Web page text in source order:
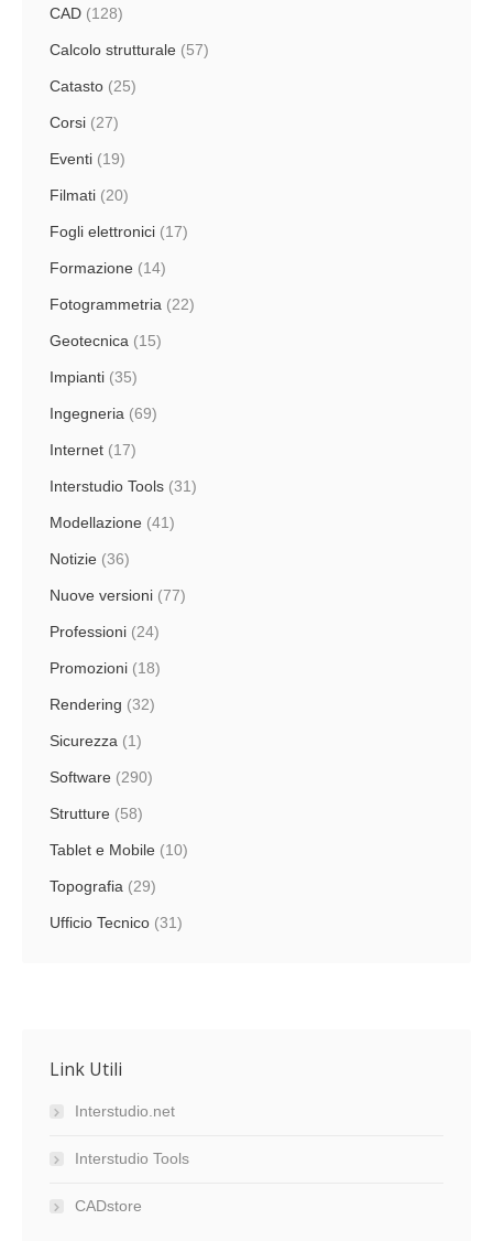
CAD (128)
Calcolo strutturale (57)
Catasto (25)
Corsi (27)
Eventi (19)
Filmati (20)
Fogli elettronici (17)
Formazione (14)
Fotogrammetria (22)
Geotecnica (15)
Impianti (35)
Ingegneria (69)
Internet (17)
Interstudio Tools (31)
Modellazione (41)
Notizie (36)
Nuove versioni (77)
Professioni (24)
Promozioni (18)
Rendering (32)
Sicurezza (1)
Software (290)
Strutture (58)
Tablet e Mobile (10)
Topografia (29)
Ufficio Tecnico (31)
Link Utili
Interstudio.net
Interstudio Tools
CADstore